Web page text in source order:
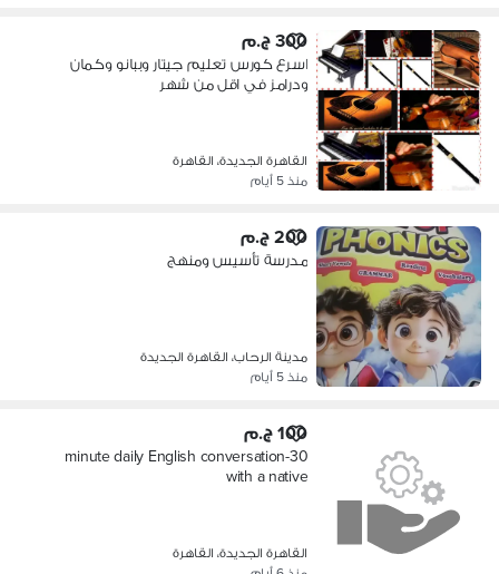
300 ج.م
اسرع كورس تعليم جيتار وببانو وكمان
ودرامز في اقل من شهر
القاهرة الجديدة، القاهرة
منذ 5 أيام
200 ج.م
مدرسة تأسيس ومنهج
مدينة الرحاب، القاهرة الجديدة
منذ 5 أيام
100 ج.م
30-minute daily English conversation
with a native
القاهرة الجديدة، القاهرة